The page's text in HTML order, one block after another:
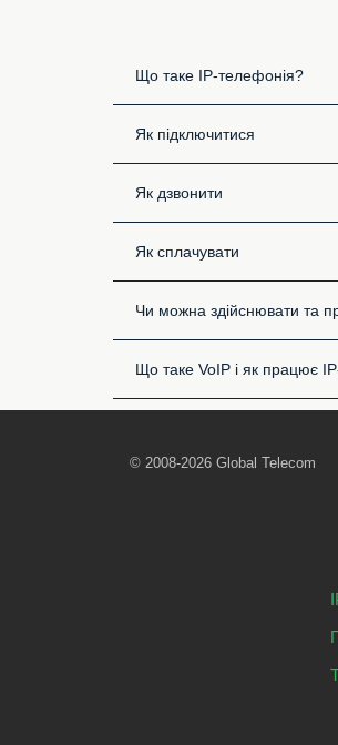
Що таке IP-телефонія?
Як підключитися
Як дзвонити
Як сплачувати
Чи можна здійснювати та
Що таке VoIP і як працює
© 2008-2026 Global Telecom